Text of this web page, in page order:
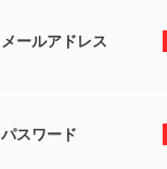
メールアドレス
パスワード